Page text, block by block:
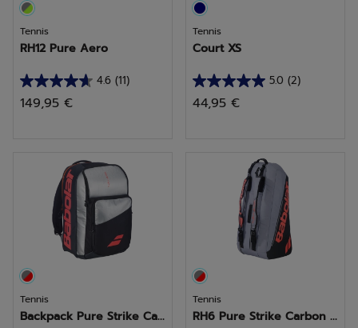
Tennis
RH12 Pure Aero
4.6 (11)
4.6
sur
149,95 €
Tennis
Court XS
5.0 (2)
5.0
sur
44,95 €
Tennis
Backpack Pure Strike Ca...
Tennis
RH6 Pure Strike Carbon ...